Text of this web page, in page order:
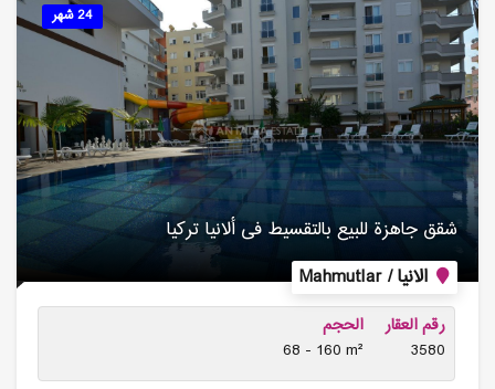
24 شهر
الانيا / Mahmutlar
شقق جاهزة للبیع بالتقسیط فی ألانیا تركیا
رقم العقار
3580
الحجم
68 - 160 m²